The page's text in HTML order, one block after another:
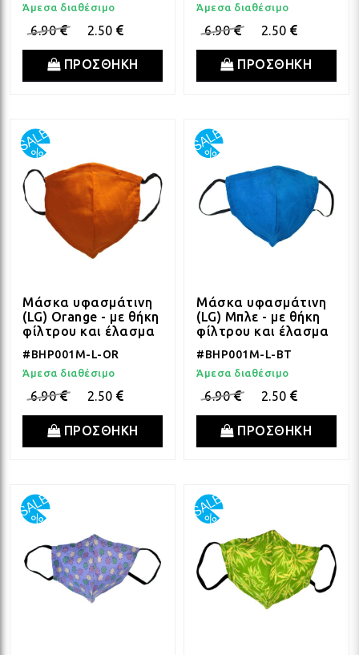
Άμεσα διαθέσιμο
6.90 2.50
ΠΡΟΣΘΗΚΗ
Άμεσα διαθέσιμο
6.90 2.50
ΠΡΟΣΘΗΚΗ
Μάσκα υφασμάτινη
(LG) Orange - με θήκη
φίλτρου και έλασμα
#BHP001M-L-OR
Άμεσα διαθέσιμο
6.90 2.50
ΠΡΟΣΘΗΚΗ
Μάσκα υφασμάτινη
(LG) Μπλε - με θήκη
φίλτρου και έλασμα
#BHP001M-L-BT
Άμεσα διαθέσιμο
6.90 2.50
ΠΡΟΣΘΗΚΗ